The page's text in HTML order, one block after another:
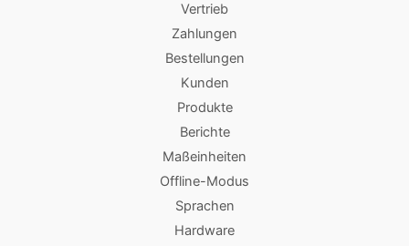
Vertrieb
Zahlungen
Bestellungen
Kunden
Produkte
Berichte
Maßeinheiten
Offline-Modus
Sprachen
Hardware